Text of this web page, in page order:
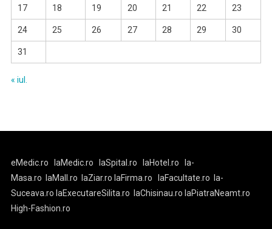
17 18 19 20 21 22 23
24 25 26 27 28 29 30
31
« iul.
eMedic.ro laMedic.ro laSpital.ro laHotel.ro
la-
Masa.ro
laMall.ro laZiar.ro laFirma.ro laFacultate.ro
la-
Suceava.ro laExecutareSilita.ro laChisinau.ro laPiatraNeamt.ro
High-Fashion.ro